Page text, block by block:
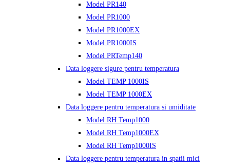
Model PR140
Model PR1000
Model PR1000EX
Model PR1000IS
Model PRTemp140
Data loggere sigure pentru temperatura
Model TEMP 1000IS
Model TEMP 1000EX
Data loggere pentru temperatura si umiditate
Model RH Temp1000
Model RH Temp1000EX
Model RH Temp1000IS
Data loggere pentru temperatura in spatii mici